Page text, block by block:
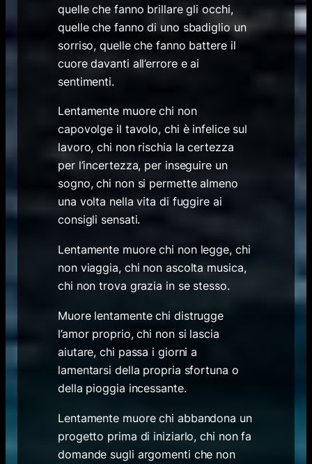
quelle che fanno brillare gli occhi,
quelle che fanno di uno sbadiglio un
sorriso, quelle che fanno battere il
cuore davanti all’errore e ai
sentimenti.
Lentamente muore chi non
capovolge il tavolo, chi è infelice sul
lavoro, chi non rischia la certezza
per l’incertezza, per inseguire un
sogno, chi non si permette almeno
una volta nella vita di fuggire ai
consigli sensati.
Lentamente muore chi non legge, chi
non viaggia, chi non ascolta musica,
chi non trova grazia in se stesso.
Muore lentamente chi distrugge
l’amor proprio, chi non si lascia
aiutare, chi passa i giorni a
lamentarsi della propria sfortuna o
della pioggia incessante.
Lentamente muore chi abbandona un
progetto prima di iniziarlo, chi non fa
domande sugli argomenti che non